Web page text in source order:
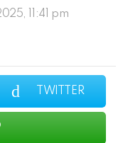
11:41 pm
TWITTER